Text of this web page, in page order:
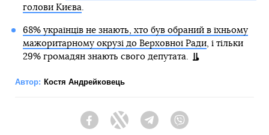
голови Києва.
68% українців не знають, хто був обраний в їхньому
мажоритарному окрузі до Верховної Ради, і тільки
29% громадян знають свого депутата.
Автор: Костя Андрейковець
FacebookTwitter Telegram